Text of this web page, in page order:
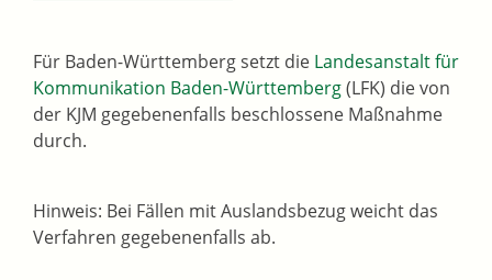
Für Baden-Württemberg setzt die Landesanstalt für
Kommunikation Baden-Württemberg(LFK) die von
der KJM gegebenenfalls beschlossene Maßnahme
durch.
Hinweis: Bei Fällen mit Auslandsbezug weicht das
Verfahren gegebenenfalls ab.